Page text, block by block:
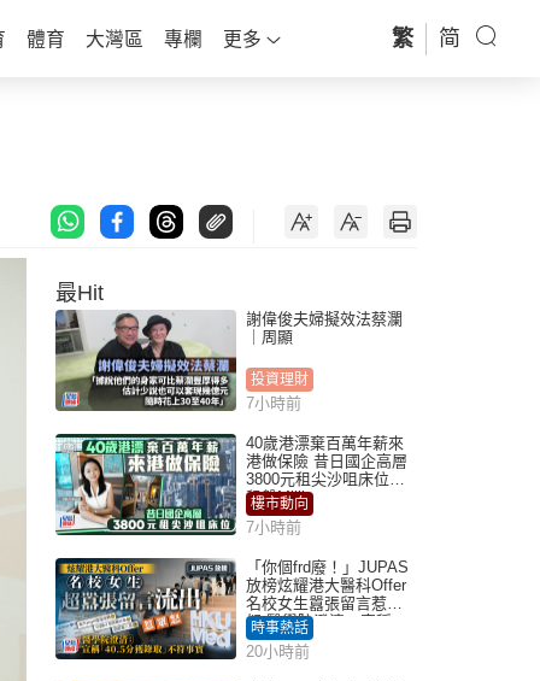
體育 大灣區 專欄 更多 繁 简
最Hit
謝偉俊夫婦擬效法蔡瀾
｜周顯
投資理財
7小時前
40歲港漂棄百萬年薪來
港做保險 昔日國企高層
3800元租尖沙咀床位｜
租盤Million
樓市動向
7小時前
「你個frd廢！」JUPAS
放榜炫耀港大醫科Offer
名校女生囂張留言惹眾
怒 醫學院澄清：宣稱
「40.5分獲錄取」不符事
實｜Juicy叮
時事熱話
20小時前